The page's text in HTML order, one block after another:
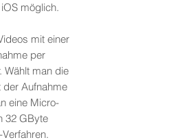
möglich.
mit einer
per
Wählt man die
Aufnahme
eine Micro-
32 GByte